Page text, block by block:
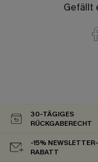
Gefällt
30-TÄGIGES
RÜCKGABERECHT
-15% NEWSLETTER-
RABATT